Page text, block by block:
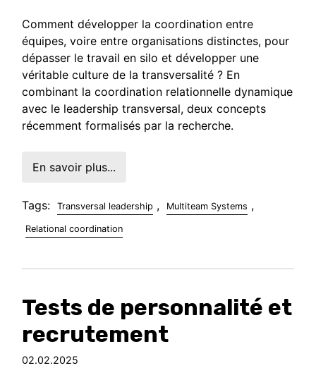
Comment développer la coordination entre
équipes, voire entre organisations distinctes, pour
dépasser le travail en silo et développer une
véritable culture de la transversalité ? En
combinant la coordination relationnelle dynamique
avec le leadership transversal, deux concepts
récemment formalisés par la recherche.
En savoir plus...
Tags: Transversal leadership , Multiteam Systems ,
Relational coordination
Tests de personnalité et
recrutement
02.02.2025